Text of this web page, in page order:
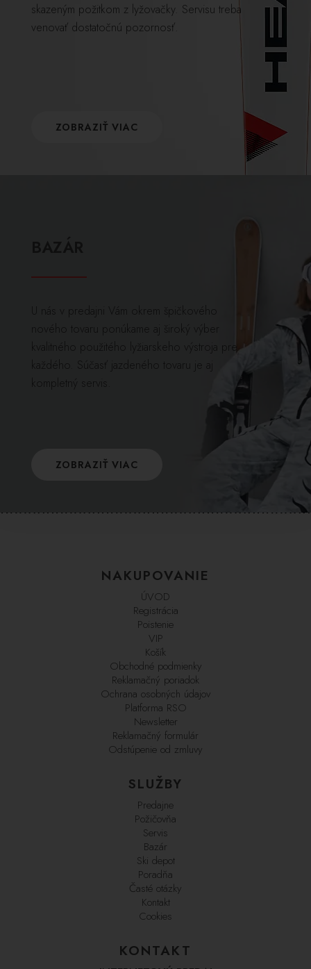
skazeným požitkom z lyžovačky. Servisu treba
venovať dostatočnú pozornosť.
ZOBRAZIŤ VIAC
U nás v predajni Vám okrem špičkového
nového tovaru ponúkame aj široký výber
kvalitného použitého lyžiarskeho výstroja pre
každého. Súčasť jazdeného tovaru je aj
kompletný servis.
ZOBRAZIŤ VIAC
NAKUPOVANIE
ÚVOD
Registrácia
Poistenie
VIP
Košík
Obchodné podmienky
Reklamačný poriadok
Ochrana osobných údajov
Platforma RSO
Newsletter
Reklamačný formulár
Odstúpenie od zmluvy
SLUŽBY
Predajne
Požičovňa
Servis
Bazár
Ski depot
Poradňa
Časté otázky
Kontakt
Cookies
KONTAKT